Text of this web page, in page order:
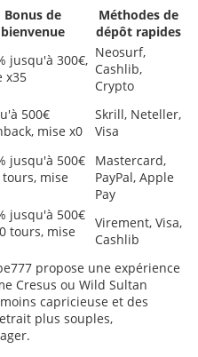
Bonus de
bienvenue
Méthodes de
dépôt rapides
jusqu'à 300€,
x35
Neosurf,
Cashlib,
Crypto
500€
mise x0
Skrill, Neteller,
Visa
jusqu'à 500€
tours, mise
Mastercard,
PayPal, Apple
Pay
jusqu'à 500€
tours, mise
Virement, Visa,
Cashlib
propose une expérience
Cresus ou Wild Sultan
capricieuse et des
plus souples,